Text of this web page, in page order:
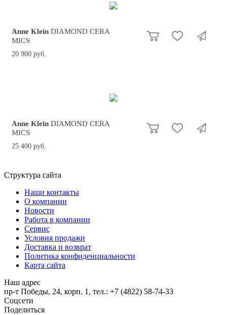
Anne Klein DIAMOND CERA
MICS
20 900 руб.
Anne Klein DIAMOND CERA
MICS
25 400 руб.
Структура сайта
Наши контакты
О компании
Новости
Работа в компании
Сервис
Условия продажи
Доставка и возврат
Политика конфиденциальности
Карта сайта
Наш адрес
пр-т Победы, 24, корп. 1, тел.: +7 (4822) 58-74-33
Соцсети
Поделиться